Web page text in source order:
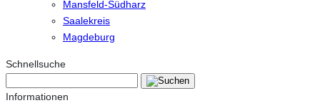
Mansfeld-Südharz
Saalekreis
Magdeburg
Schnellsuche
Informationen